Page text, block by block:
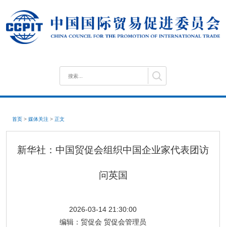
首页 > 媒体关注 > 正文
新华社：中国贸促会组织中国企业家代表团访
问英国
2026-03-14 21:30:00
编辑： 贸促会 贸促会管理员